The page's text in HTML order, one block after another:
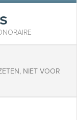
NIET VOOR